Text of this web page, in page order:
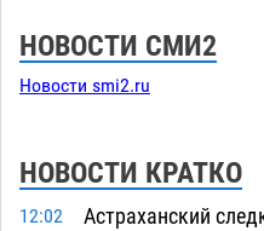
НОВОСТИ СМИ2
Новости smi2.ru
НОВОСТИ КРАТКО
12:02
Астраханский